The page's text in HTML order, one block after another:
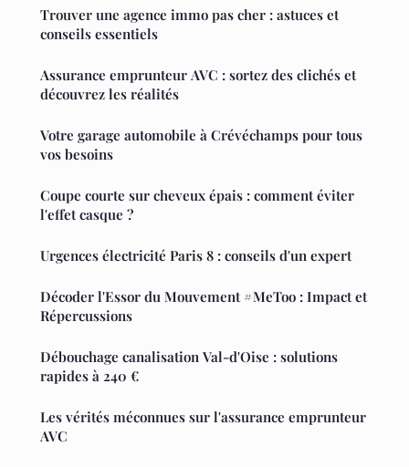
Trouver une agence immo pas cher : astuces et
conseils essentiels
Assurance emprunteur AVC : sortez des clichés et
découvrez les réalités
Votre garage automobile à Crévéchamps pour tous
vos besoins
Coupe courte sur cheveux épais : comment éviter
l'effet casque ?
Urgences électricité Paris 8 : conseils d'un expert
Décoder l'Essor du Mouvement #MeToo : Impact et
Répercussions
Débouchage canalisation Val-d'Oise : solutions
rapides à 240 €
Les vérités méconnues sur l'assurance emprunteur
AVC